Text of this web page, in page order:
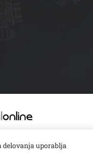
delovanja uporablja